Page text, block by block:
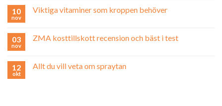
10
nov
Viktiga vitaminer som kroppen behöver
03
nov
ZMA kosttillskott recension och bäst i test
12
okt
Allt du vill veta om spraytan